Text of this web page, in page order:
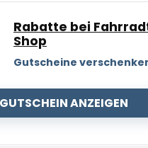
Rabatte bei
Shop
Gutscheine
GUTSCHEIN ANZEIGEN